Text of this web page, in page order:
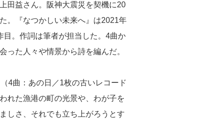
田益さん。阪神大震災を契機に20
。『なつかしい未来へ』は2021年
。作詞は筆者が担当した。4曲か
った人々や情景から詩を編んだ。
4曲：あの日／1枚の古いレコード
れた漁港の町の光景や、わが子を
しさ、それでも立ち上がろうとす